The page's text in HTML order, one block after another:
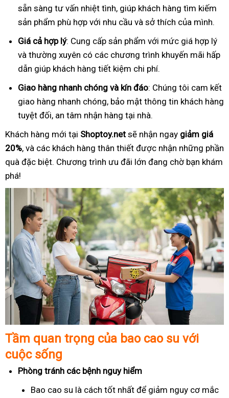
sẵn sàng tư vấn nhiệt tình, giúp khách hàng tìm kiếm
sản phẩm phù hợp với nhu cầu và sở thích của mình.
Giá cả hợp lý: Cung cấp sản phẩm với mức giá hợp lý
và thường xuyên có các chương trình khuyến mãi hấp
dẫn giúp khách hàng tiết kiệm chi phí.
Giao hàng nhanh chóng và kín đáo: Chúng tôi cam kết
giao hàng nhanh chóng, bảo mật thông tin khách hàng
tuyệt đối, an tâm nhận hàng tại nhà.
Khách hàng mới tại Shoptoy.net sẽ nhận ngay giảm giá
20%, và các khách hàng thân thiết được nhận những phần
quà đặc biệt. Chương trình ưu đãi lớn đang chờ bạn khám
phá!
Tầm quan trọng của bao cao su với
cuộc sống
Phòng tránh các bệnh nguy hiểm
Bao cao su là cách tốt nhất để giảm nguy cơ mắc